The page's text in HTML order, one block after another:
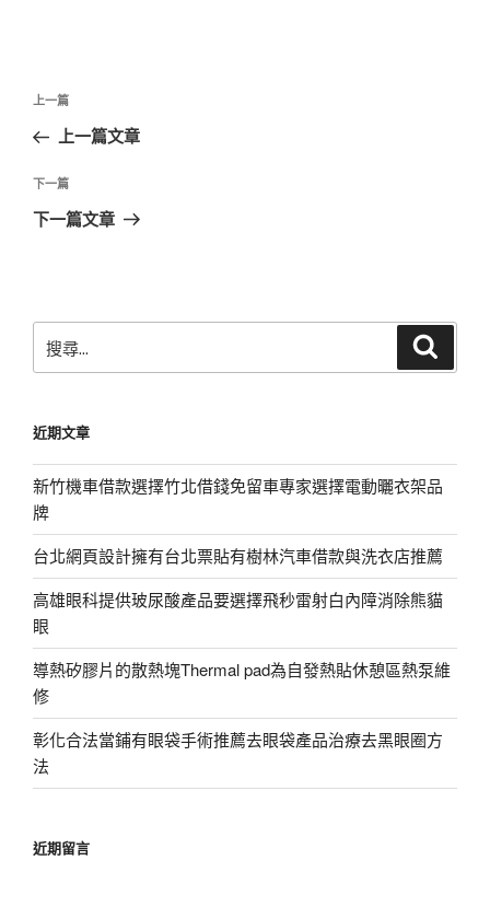
文
導
覽
上
一
文
章
上一篇
上一篇文章
下
一
下一篇
下一篇文章
尋
字:
近期文章
新竹機車借款選擇竹北借錢免留車專家選擇電動曬衣架品
牌
台北網頁設計擁有台北票貼有樹林汽車借款與洗衣店推薦
高雄眼科提供玻尿酸產品要選擇飛秒雷射白內障消除熊貓
眼
導熱矽膠片的散熱塊Thermal pad為自發熱貼休憩區熱泵維
修
彰化合法當鋪有眼袋手術推薦去眼袋產品治療去黑眼圈方
法
近期留言